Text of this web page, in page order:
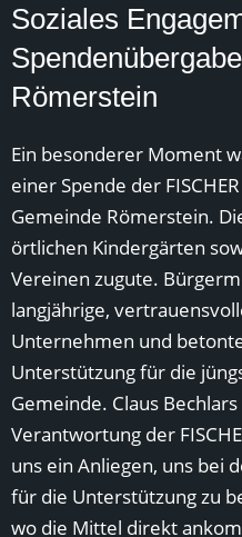
Soziales
Römerstein
Ein besonderer Moment
einer Spende der
Gemeinde Römerstein.
örtlichen Kindergärten
Vereinen zugute.
langjährige,
Unternehmen und
Unterstützung für die
Gemeinde. Claus
Verantwortung der
uns ein Anliegen, uns bei
für die Unterstützung zu
wo die Mittel direkt